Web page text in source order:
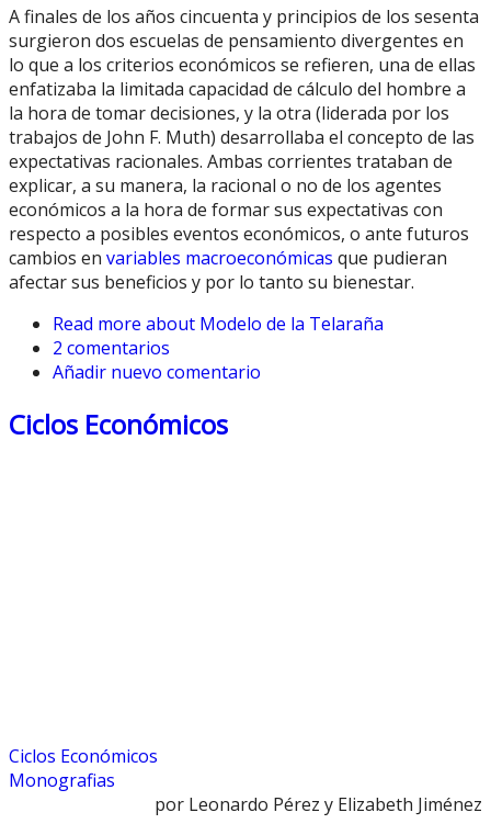
A finales de los años cincuenta y principios de los sesenta
surgieron dos escuelas de pensamiento divergentes en
lo que a los criterios económicos se refieren, una de ellas
enfatizaba la limitada capacidad de cálculo del hombre a
la hora de tomar decisiones, y la otra (liderada por los
trabajos de John F. Muth) desarrollaba el concepto de las
expectativas racionales. Ambas corrientes trataban de
explicar, a su manera, la racional o no de los agentes
económicos a la hora de formar sus expectativas con
respecto a posibles eventos económicos, o ante futuros
cambios en variables macroeconómicas que pudieran
afectar sus beneficios y por lo tanto su bienestar.
Read more about Modelo de la Telaraña
2 comentarios
Añadir nuevo comentario
Ciclos Económicos
Ciclos Económicos
Monografias
por Leonardo Pérez y Elizabeth Jiménez